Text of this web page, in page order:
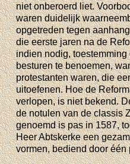
niet onberoerd liet.
waren duidelijk
opgetreden tegen
die eerste jaren na de
indien nodig,
besturen te benoemen,
protestanten waren, die
uitoefenen. Hoe de
verlopen, is niet bekend.
de notulen van de classis
genoemd is pas in 1587,
Heer Abtskerke een
vormen, bediend door één